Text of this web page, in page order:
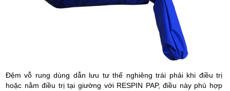
Đệm vỗ rung dùng dẫn lưu tư thế nghiêng trái phải khi điều trị
hoặc nằm điều trị tại giường với RESPIN PAP, điều này phù hợp